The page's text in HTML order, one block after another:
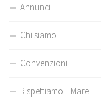
Annunci
Chi siamo
Convenzioni
Rispettiamo Il Mare